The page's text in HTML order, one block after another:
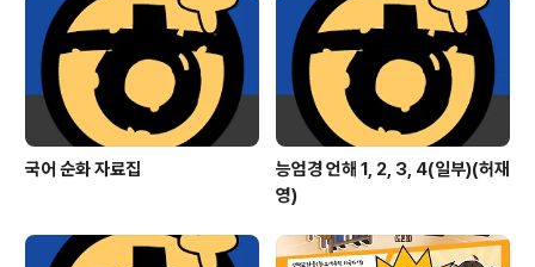
국어 순화 자료집
능엄경 언해 1, 2, 3, 4(일부)(허재
영)